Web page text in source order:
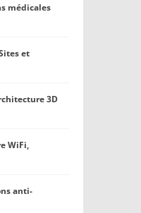
médicales
et
3D
WiFi,
anti-